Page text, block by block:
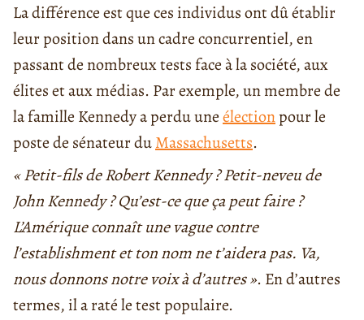
La différence est que ces individus ont dû établir
leur position dans un cadre concurrentiel, en
passant de nombreux tests face à la société, aux
élites et aux médias. Par exemple, un membre de
la famille Kennedy a perdu uneélectionpour le
poste de sénateur duMassachusetts.
« Petit-fils de Robert Kennedy ? Petit-neveu de
John Kennedy ? Qu’est-ce que ça peut faire ?
L’Amérique connaît une vague contre
l’establishment et ton nom ne t’aidera pas. Va,
nous donnons notre voix à d’autres ». En d’autres
termes, il a raté le test populaire.